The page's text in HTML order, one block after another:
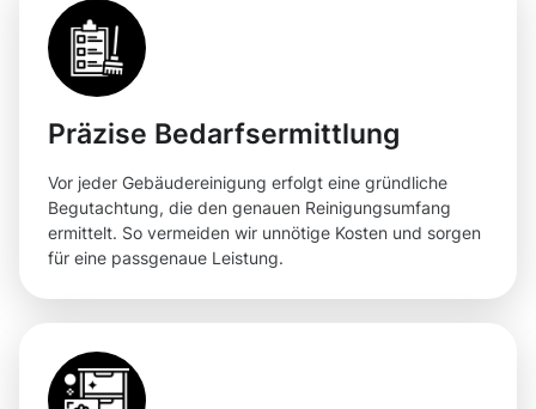
Präzise Bedarfsermittlung
Vor jeder Gebäudereinigung erfolgt eine gründliche
Begutachtung, die den genauen Reinigungsumfang
ermittelt. So vermeiden wir unnötige Kosten und sorgen
für eine passgenaue Leistung.